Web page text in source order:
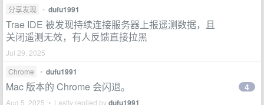
分享发现 • dufu1991
Trae IDE 被发现持续连接服务器上报遥测数据，且
关闭遥测无效，有人反馈直接拉黑
Jul 29, 2025
Chrome
• dufu1991
Mac 版本的 Chrome 会闪退。
Aug 5, 2025 • Lastly replied bydufu1991
4